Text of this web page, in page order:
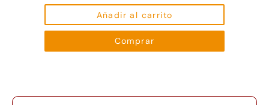
negra
cantidad
Añadir al carrito
Comprar